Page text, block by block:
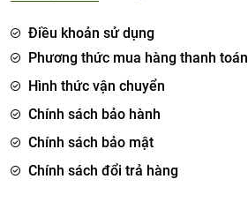
Điều khoản sử dụng
Phương thức mua hàng thanh toán
Hình thức vận chuyển
Chính sách bảo hành
Chính sách bảo mật
Chính sách đổi trả hàng